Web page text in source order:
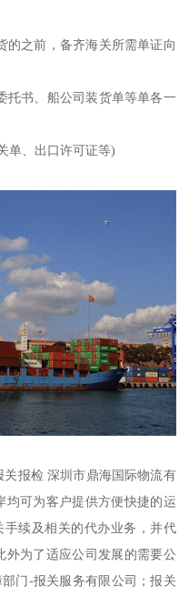
的之前，备齐海关所需单证向
托书、船公司装货单等单各一
单、出口许可证等)
报检 深圳市鼎海国际物流有
均可为客户提供方便快捷的运
续及相关的代办业务，并代
外为了适应公司发展的需要公
门-报关服务有限公司；报关